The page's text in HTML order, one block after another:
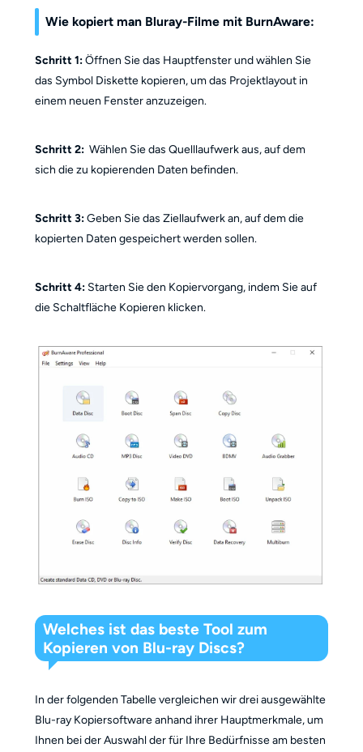
Wie kopiert man Bluray-Filme mit BurnAware:
Schritt 1:Öffnen Sie das Hauptfenster und wählen Sie
das Symbol Diskette kopieren, um das Projektlayout in
einem neuen Fenster anzuzeigen.
Schritt 2:Wählen Sie das Quelllaufwerk aus, auf dem
sich die zu kopierenden Daten befinden.
Schritt 3:Geben Sie das Ziellaufwerk an, auf dem die
kopierten Daten gespeichert werden sollen.
Schritt 4: Starten Sie den Kopiervorgang, indem Sie auf
die Schaltfläche Kopieren klicken.
Welches ist das beste Tool zum
Kopieren von Blu-ray Discs?
In der folgenden Tabelle vergleichen wir drei ausgewählte
Blu-ray Kopiersoftware anhand ihrer Hauptmerkmale, um
Ihnen bei der Auswahl der für Ihre Bedürfnisse am besten